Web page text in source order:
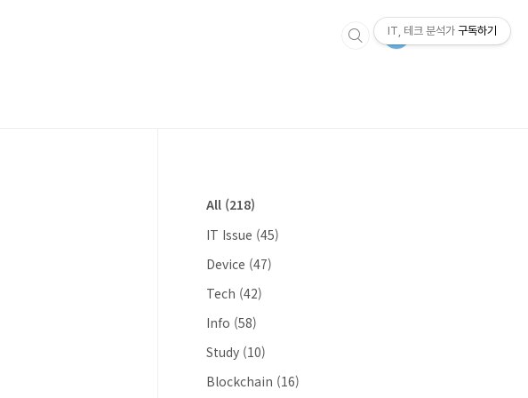
All (218)
IT Issue (45)
Device (47)
Tech (42)
Info (58)
Study (10)
Blockchain (16)
IT, 테크 분석가 구독하기